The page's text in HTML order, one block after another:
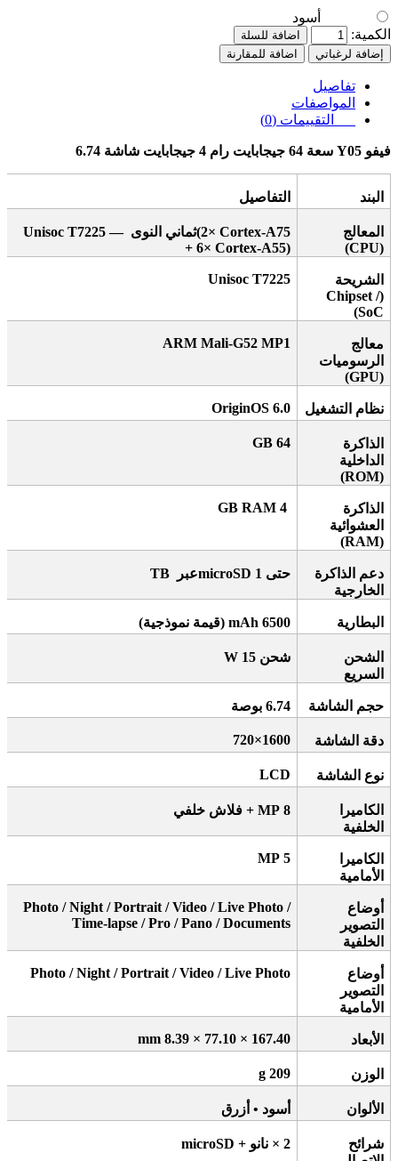
أسود
الكمية:
اضافة للسلة
إضافة لرغباتي
اضافة للمقارنة
تفاصيل
المواصفات
التقييمات (0)
فيفو سعة 64 جيجابايت رام 4 جيجابايت شاشة 6.74
البند التفاصيل
المعالج
(CPU)
Unisoc T7225 — ثماني النوى(2× Cortex-A75
+ 6× Cortex-A55)
الشريحة
(Chipset /
SoC)
Unisoc T7225
معالج
الرسوميات
(GPU)
ARM Mali-G52 MP1
نظام التشغيل OriginOS 6.0
الذاكرة
الداخلية
(ROM)
64 GB
الذاكرة
العشوائية
(RAM)
4 GB RAM
دعم الذاكرة
الخارجية
حتى 1 TB عبرmicroSD
البطارية 6500 mAh ( قيمة نموذجية)
الشحن
السريع
شحن 15 W
حجم الشاشة 6.74 بوصة
دقة الشاشة 1600×720
نوع الشاشة LCD
الكاميرا
الخلفية
8 MP + فلاش خلفي
الكاميرا
الأمامية
5 MP
أوضاع
التصوير
الخلفية
Photo / Night / Portrait / Video / Live Photo /
Time-lapse / Pro / Pano / Documents
أوضاع
التصوير
الأمامية
Photo / Night / Portrait / Video / Live Photo
الأبعاد 167.40 × 77.10 × 8.39 mm
الوزن 209 g
الألوان أسود • أزرق
شرائح
2 × نانو+ microSD